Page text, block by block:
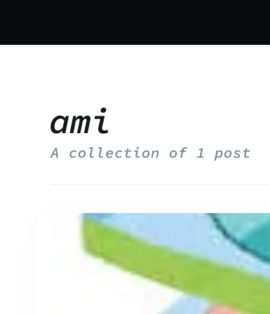
ami
A collection of 1 post